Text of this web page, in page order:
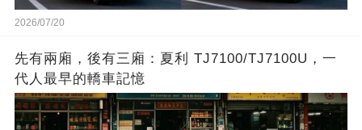
2026/07/20
先有兩廂，後有三廂：夏利 TJ7100/TJ7100U，一
代人最早的轎車記憶